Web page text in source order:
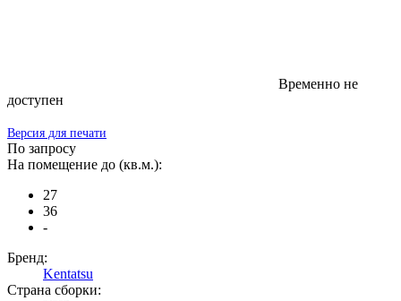
Временно не
доступен
Версия для печати
По запросу
На помещение до (кв.м.):
27
36
-
Бренд:
Kentatsu
Страна сборки: